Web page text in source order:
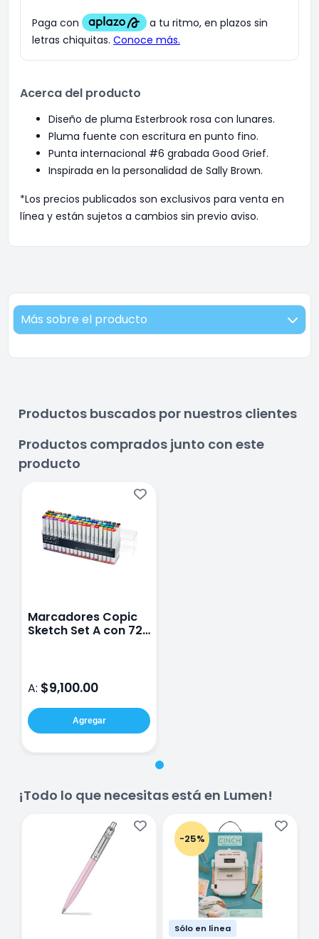
Acerca del producto
Diseño de pluma Esterbrook rosa con lunares.
Pluma fuente con escritura en punto fino.
Punta internacional #6 grabada Good Grief.
Inspirada en la personalidad de Sally Brown.
*Los precios publicados son exclusivos para venta en
línea y están sujetos a cambios sin previo aviso.
Más sobre el producto
Productos buscados por nuestros clientes
Productos comprados junto con este
producto
Marcadores Copic
Sketch Set A con 72
A: $9,100.00
Agregar
¡Todo lo que necesitas está en Lumen!
-25%
Sólo en línea